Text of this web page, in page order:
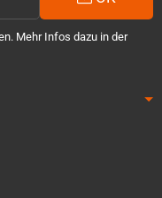
Mehr Infos dazu in der